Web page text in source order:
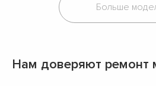
Больше
Нам доверяют ремонт